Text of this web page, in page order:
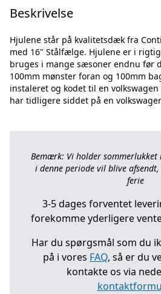
Beskrivelse
Hjulene står på kvalitetsdæk fra
med 16" Stålfælge. Hjulene er i
bruges i mange sæsoner endnu før
100mm mønster foran og 100mm
instaleret og kodet til en
Bemærk: Vi holder
i denne periode vil blive
ferie
3-5 dages forventet
forekomme yderligere
Har du spørgsmål som du
på i vores FAQ, så er du
kontakte os via